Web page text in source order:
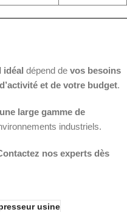
idéal dépend de vos besoins
et de votre budget.
large gamme de
industriels.
nos experts dès
usine